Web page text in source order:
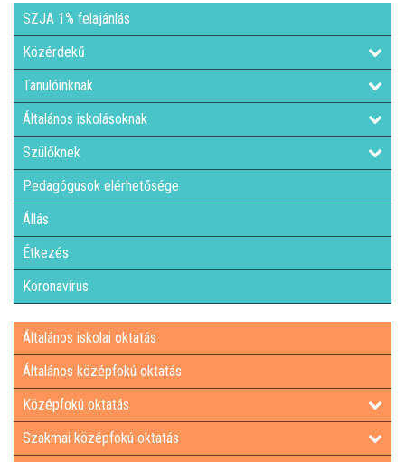
ÁLTALÁNOS KÖZÉPFOKÚ OKTATÁS
KÖZÉPFOKÚ OKTATÁS
SZAKMAI KÖZÉPFOKÚ OKTATÁS
FELNŐTTOKTATÁS: ESTI GIMNÁZIUM
INTÉZMÉNYI DOKUMENTUMOK
KÖZZÉTÉTELI LISTA
JELENTKEZÉSI LAP/FELVÉTELI KÉRVÉNY
LETÖLTHETŐ NYOMTATVÁNYOK
DUÁLIS PARTNEREINK A SZAKKKÉPZÉSBEN
SZJA 1% felajánlás
Közérdekű
Tanulóinknak
Általános iskolásoknak
Szülőknek
Pedagógusok elérhetősége
Állás
Étkezés
Koronavírus
Általános iskolai oktatás
Általános középfokú oktatás
Középfokú oktatás
Szakmai középfokú oktatás